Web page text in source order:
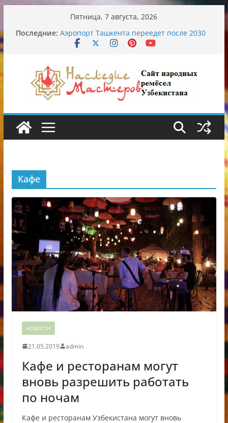
содержимому
Пятница, 7 августа, 2026
Последние: Аэропорт Ташкента переедет после 2030
года
Обрушение на одном из ключевых
перекрёстков Ташкента: перекрыт
путепровод на Буюк Ипак Йули
Узбекские традиционные узоры:
символика и происхождение
Кафе
НОВОСТИ
21.05.2019 admin
Кафе и ресторанам могут
вновь разрешить работать
по ночам
Кафе и ресторанам Узбекистана могут вновь